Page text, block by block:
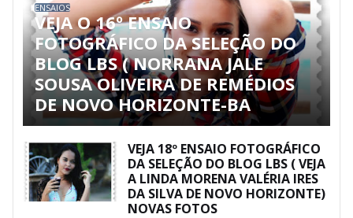
ENSAIOS
VEJA O 16º ENSAIO
FOTOGRÁFICO DA SELEÇÃO DO
BLOG LBS ( NORRANA JALE
SOUSA OLIVEIRA DE REMÉDIOS
DE NOVO HORIZONTE-BA
VEJA 18º ENSAIO FOTOGRÁFICO
DA SELEÇÃO DO BLOG LBS ( VEJA
A LINDA MORENA VALÉRIA IRES
DA SILVA DE NOVO HORIZONTE)
NOVAS FOTOS